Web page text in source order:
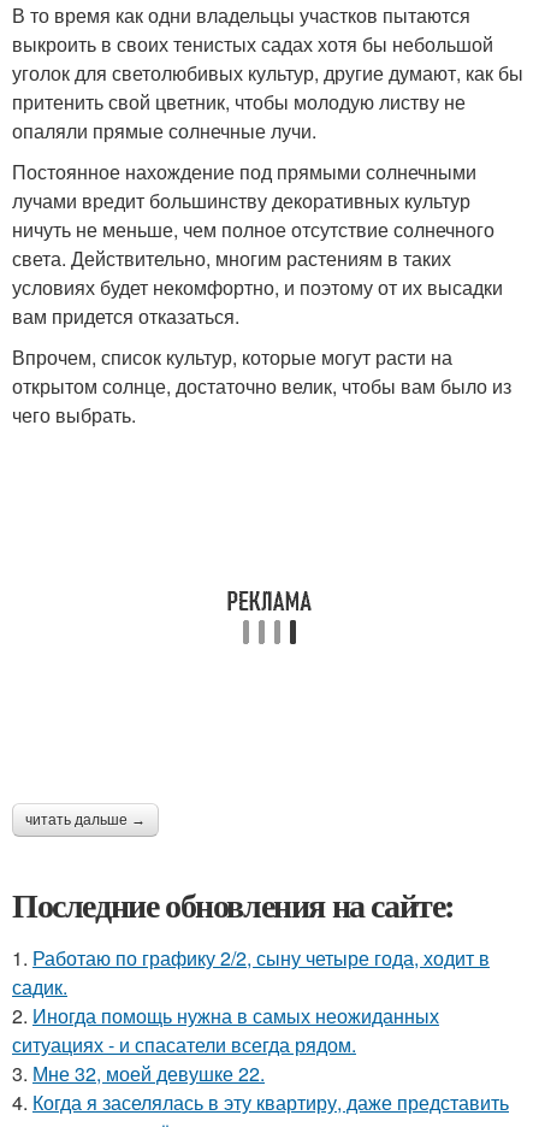
В то время как одни владельцы участков пытаются
выкроить в своих тенистых садах хотя бы небольшой
уголок для светолюбивых культур, другие думают, как бы
притенить свой цветник, чтобы молодую листву не
опаляли прямые солнечные лучи.
Постоянное нахождение под прямыми солнечными
лучами вредит большинству декоративных культур
ничуть не меньше, чем полное отсутствие солнечного
света. Действительно, многим растениям в таких
условиях будет некомфортно, и поэтому от их высадки
вам придется отказаться.
Впрочем, список культур, которые могут расти на
открытом солнце, достаточно велик, чтобы вам было из
чего выбрать.
читать дальше →
Последние обновления на сайте:
1. Работаю по графику 2/2, сыну четыре года, ходит в
садик.
2. Иногда помощь нужна в самых неожиданных
ситуациях - и спасатели всегда рядом.
3. Мне 32, моей девушке 22.
4. Когда я заселялась в эту квартиру, даже представить